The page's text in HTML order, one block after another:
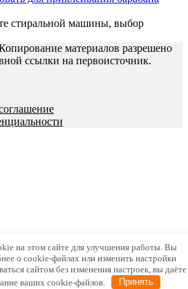
стиральной машины, выбор
материалов разрешено
ссылки на первоисточник.
на этом сайте для улучшения работы. Вы
о cookie-файлах или изменить настройки
сайтом без изменения настроек, вы даёте
ваших cookie-файлов.
Принять